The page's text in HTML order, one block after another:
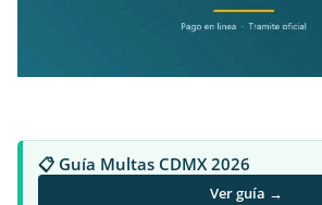
📋 Guía Multas CDMX 2026
Ver guía →